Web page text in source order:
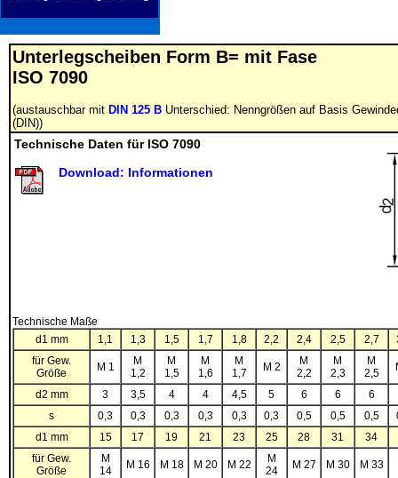
Unterlegscheiben Form B= mit Fase
ISO 7090
(austauschbar mit DIN 125 B Unterschied: Nenngrößen auf Basis
(DIN))
Technische Daten für ISO 7090
Download: Informationen
Technische Maße
d1 mm
1,1 1,3 1,5 1,7 1,8 2,2 2,4 2,5 2,7
für Gew.
Größe
M 1
M
1,2
M
1,5
M
1,6
M
1,7
M 2
M
2,2
M
2,3
M
2,5
d2 mm 3 3,5 4 4 4,5 5 6 6
6
s
0,3 0,3 0,3 0,3 0,3 0,3 0,5 0,5 0,5
d1 mm
15 17 19 21 23 25 28 31 34
für Gew.
Größe
M
14
M 16 M 18 M 20 M 22
M
24
M 27 M 30 M 33